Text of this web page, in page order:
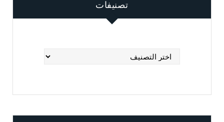
تصنيفات